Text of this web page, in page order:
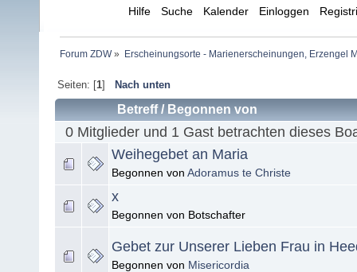
Hilfe Suche Kalender Einloggen
Forum ZDW» Erscheinungsorte - Marienerscheinungen, Erzengel
Seiten: [1] Nach unten
Betreff/ Begonnen von
0 Mitglieder und 1 Gast betrachten dieses
Weihegebet an Maria
Begonnen von Adoramus te Christe
x
Begonnen von Botschafter
Gebet zur Unserer Lieben Frau in
Begonnen von Misericordia